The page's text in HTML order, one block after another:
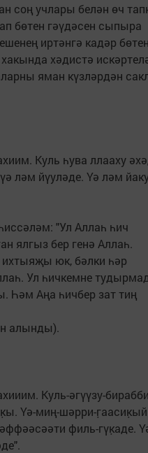
соң учлары белән өч
бөтен гәүдәсен сыпыра
иртәнгә кадәр
хәдистә
яман күзләрдән
Куль һува ллааху
ләм йүуләде. Үә ләм
"Ул Аллаһ һич
ялгыз бер генә Аллаһ.
ихтыяҗы юк, бәлки һәр
Ул һичкемне
Һәм Аңа һичбер зат тиң
алынды).
Куль-әгүүзу-
Үә-миң-шәрри-
филь-гүк̣аде.